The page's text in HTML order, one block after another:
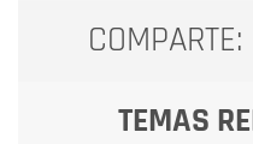
COMPARTE:
TEMAS